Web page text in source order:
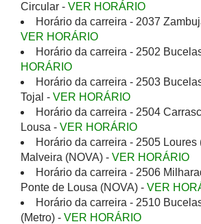
Circular - VER HORÁRIO
Horário da carreira - 2037
VER HORÁRIO
Horário da carreira - 2502
HORÁRIO
Horário da carreira - 2503
Tojal - VER HORÁRIO
Horário da carreira - 2504
Lousa - VER HORÁRIO
Horário da carreira - 2505 Loures
Malveira (NOVA) - VER HORÁRIO
Horário da carreira - 2506
Ponte de Lousa (NOVA) - VER
Horário da carreira - 2510
(Metro) - VER HORÁRIO